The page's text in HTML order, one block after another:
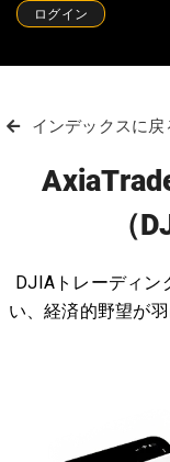
ログイン
インデックスに戻
（
DJIAトレーディン
い、経済的野望が